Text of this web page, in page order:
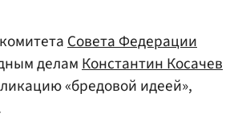
Совета Федерации
деламКонстантин Косачев
«бредовой идеей»,